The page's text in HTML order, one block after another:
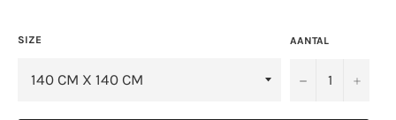
SIZE AANTAL
− +